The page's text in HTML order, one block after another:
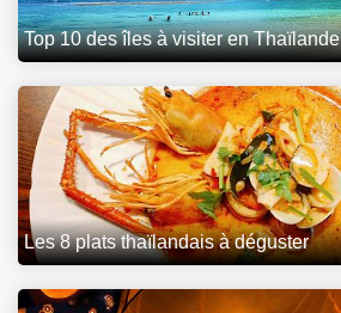
Top 10 des îles à visiter en Thaïlande
Les 8 plats thaïlandais à déguster